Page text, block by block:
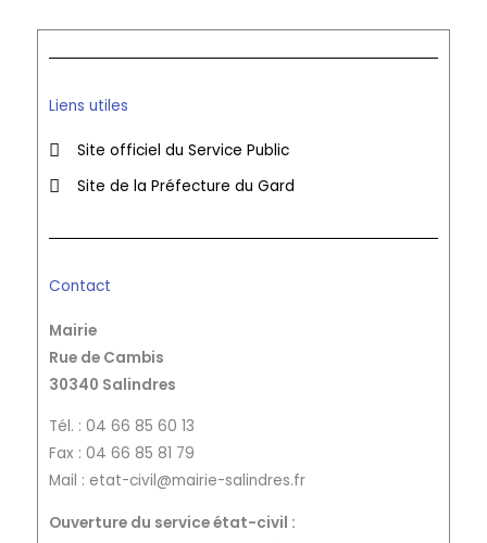
Liens utiles
Site officiel du Service Public
Site de la Préfecture du Gard
Contact
Mairie
Rue de Cambis
30340 Salindres
Tél. : 04 66 85 60 13
Fax : 04 66 85 81 79
Mail : etat-civil@mairie-salindres.fr
Ouverture du service état-civil :